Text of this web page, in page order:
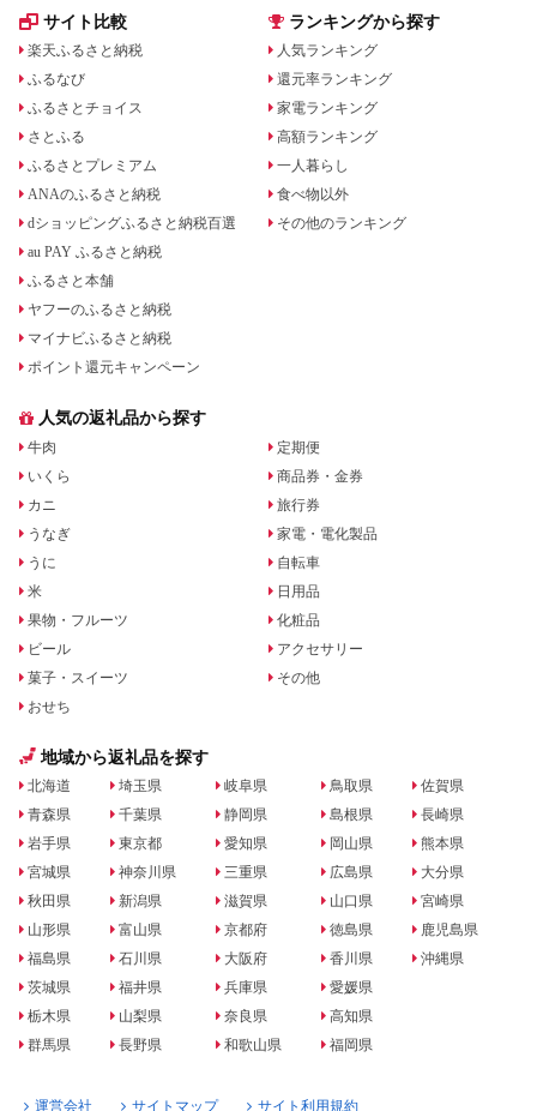
サイト比較
楽天ふるさと納税
ふるなび
ふるさとチョイス
さとふる
ふるさとプレミアム
ANAのふるさと納税
dショッピングふるさと納税百選
au PAY ふるさと納税
ふるさと本舗
ヤフーのふるさと納税
マイナビふるさと納税
ポイント還元キャンペーン
ランキングから探す
人気ランキング
還元率ランキング
家電ランキング
高額ランキング
一人暮らし
食べ物以外
その他のランキング
人気の返礼品から探す
牛肉
いくら
カニ
うなぎ
うに
米
果物・フルーツ
ビール
菓子・スイーツ
おせち
定期便
商品券・金券
旅行券
家電・電化製品
自転車
日用品
化粧品
アクセサリー
その他
地域から返礼品を探す
北海道
青森県
岩手県
宮城県
秋田県
山形県
福島県
茨城県
栃木県
群馬県
埼玉県
千葉県
東京都
神奈川県
新潟県
富山県
石川県
福井県
山梨県
長野県
岐阜県
静岡県
愛知県
三重県
滋賀県
京都府
大阪府
兵庫県
奈良県
和歌山県
鳥取県
島根県
岡山県
広島県
山口県
徳島県
香川県
愛媛県
高知県
福岡県
佐賀県
長崎県
熊本県
大分県
宮崎県
鹿児島県
沖縄県
運営会社 サイトマップ サイト利用規約